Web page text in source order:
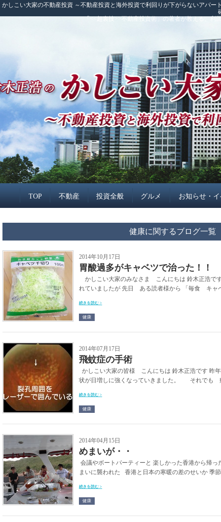
かしこい大家の不動産投資 ～不動産投資と海外投資で利回りが下がらないアパ
「<<超裏技>>不動産投資術」の著者が教える、
TOP 不動産 投資全般 グルメ お知らせ・
健康に関するブログ一覧
2014年10月17日
胃酸過多がキャベツで治った！！
かしこい大家のみなさま こんにちは 鈴木正浩で
れていましたが 先日 ある読者様から 「毎食 キャ
続きを読む >
健康
2014年07月17日
飛蚊症の手術
かしこい大家の皆様 こんにちは 鈴木正浩です
状が日増しに強くなっていきました。 それでも
続きを読む >
健康
2014年04月15日
めまいが・・
会議やボートパーティーと 楽しかった香港から
まいに襲われた 香港と日本の寒暖の差のせいか 季
続きを読む >
健康